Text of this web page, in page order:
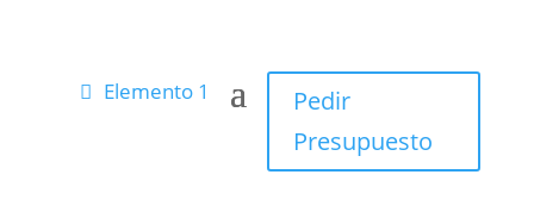
Elemento 1
Pedir
Presupuesto